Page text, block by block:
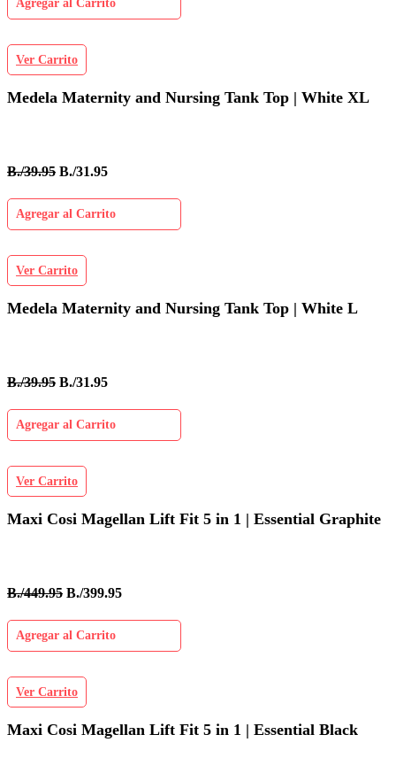
Agregar al Carrito
Ver Carrito
Medela Maternity and Nursing Tank Top | White XL
B./39.95 B./31.95
Agregar al Carrito
Ver Carrito
Medela Maternity and Nursing Tank Top | White L
B./39.95 B./31.95
Agregar al Carrito
Ver Carrito
Maxi Cosi Magellan Lift Fit 5 in 1 | Essential Graphite
B./449.95 B./399.95
Agregar al Carrito
Ver Carrito
Maxi Cosi Magellan Lift Fit 5 in 1 | Essential Black